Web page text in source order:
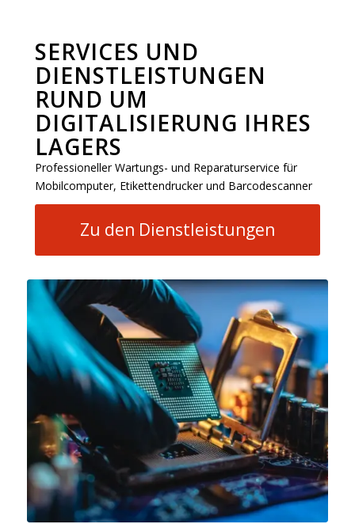
SERVICES UND
DIENSTLEISTUNGEN
RUND UM
DIGITALISIERUNG IHRES
LAGERS
Professioneller Wartungs- und Reparaturservice für
Mobilcomputer, Etikettendrucker und Barcodescanner
Zu den Dienstleistungen